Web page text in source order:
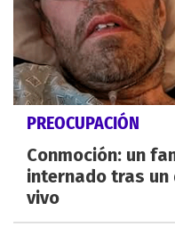
PREOCUPACIÓN
Conmoción: un
internado tras
vivo